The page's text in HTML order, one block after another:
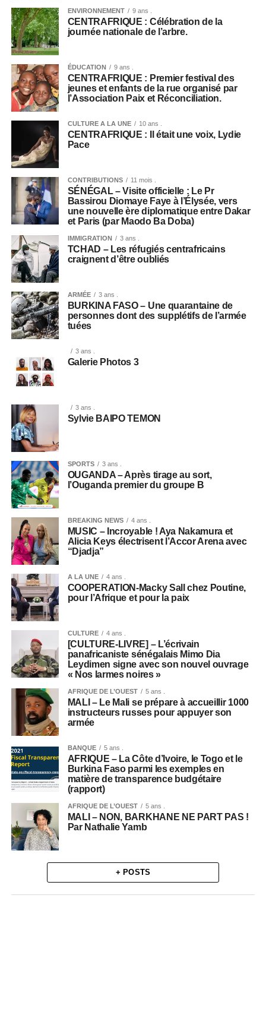
ENVIRONNEMENT 9 ans .
CENTRAFRIQUE : Célébration de la
journée nationale de l’arbre.
ÉDUCATION 9 ans .
CENTRAFRIQUE : Premier festival des
jeunes et enfants de la rue organisé par
l’Association Paix et Réconciliation.
CULTURE A LA UNE 10 ans .
CENTRAFRIQUE : Il était une voix, Lydie
Pace
CONTRIBUTIONS 11 mois .
SÉNÉGAL – Visite officielle : Le Pr
Bassirou Diomaye Faye à l’Élysée, vers
une nouvelle ère diplomatique entre Dakar
et Paris (par Maodo Ba Doba)
IMMIGRATION 3 ans .
TCHAD – Les réfugiés centrafricains
craignent d’être oubliés
ARMÉE 3 ans .
BURKINA FASO – Une quarantaine de
personnes dont des supplétifs de l’armée
tuées
3 ans .
Galerie Photos 3
3 ans .
Sylvie BAIPO TEMON
SPORTS 3 ans .
OUGANDA – Après tirage au sort,
l’Ouganda premier du groupe B
BREAKING NEWS 4 ans .
MUSIC – Incroyable ! Aya Nakamura et
Alicia Keys électrisent l’Accor Arena avec
“Djadja”
A LA UNE 4 ans .
COOPERATION-Macky Sall chez Poutine,
pour l’Afrique et pour la paix
CULTURE 4 ans .
[CULTURE-LIVRE] – L’écrivain
panafricaniste sénégalais Mimo Dia
Leydimen signe avec son nouvel ouvrage
« Nos larmes noires »
AFRIQUE DE L’OUEST 5 ans .
MALI – Le Mali se prépare à accueillir 1000
instructeurs russes pour appuyer son
armée
BANQUE 5 ans .
AFRIQUE – La Côte d’Ivoire, le Togo et le
Burkina Faso parmi les exemples en
matière de transparence budgétaire
(rapport)
AFRIQUE DE L’OUEST 5 ans .
MALI – NON, BARKHANE NE PART PAS !
Par Nathalie Yamb
+ POSTS